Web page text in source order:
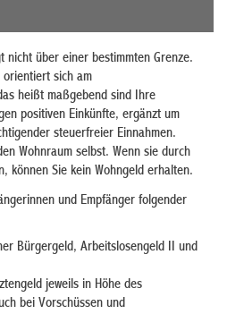
nicht über einer bestimmten Grenze.
orientiert sich am
heißt maßgebend sind Ihre
positiven Einkünfte, ergänzt um
steuerfreier Einnahmen.
Wohnraum selbst. Wenn sie durch
können Sie kein Wohngeld erhalten.
und Empfänger folgender
Bürgergeld, Arbeitslosengeld II und
jeweils in Höhe des
bei Vorschüssen und